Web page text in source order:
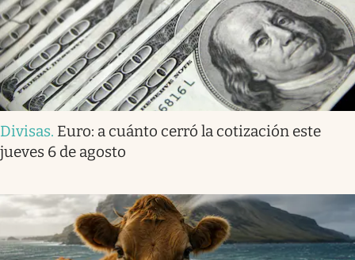
Divisas. Euro: a cuánto cerró la cotización este
jueves 6 de agosto